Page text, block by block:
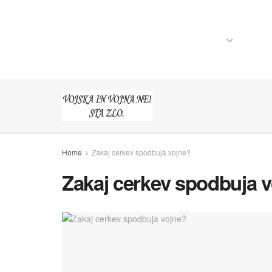
Home Zakaj cerkev spodbuja vojne?
Zakaj cerkev spodbuja